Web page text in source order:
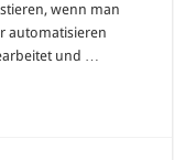
wenn man
automatisieren
und …